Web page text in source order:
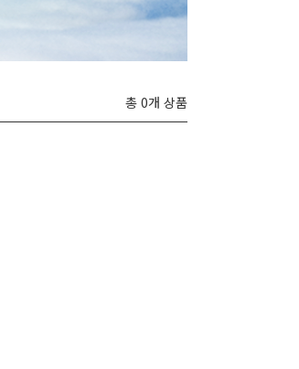
총 0개 상품